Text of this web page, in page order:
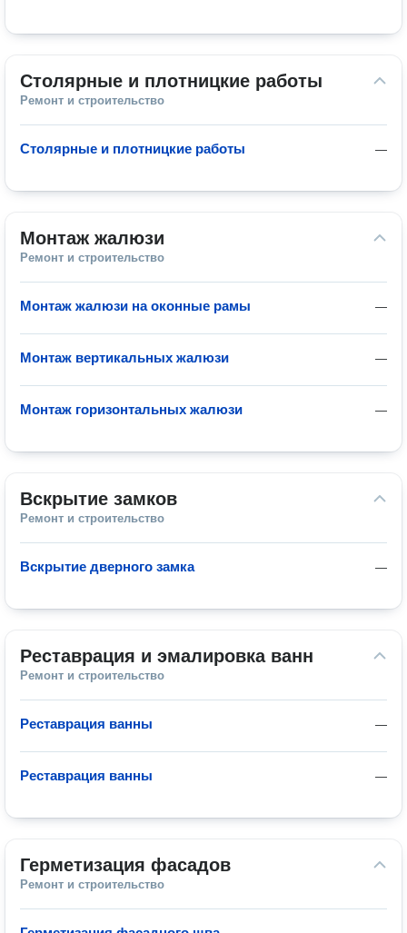
Столярные и плотницкие работы
Ремонт и строительство
—
Столярные и плотницкие работы
Монтаж жалюзи
Ремонт и строительство
—
Монтаж жалюзи на оконные рамы
—
Монтаж вертикальных жалюзи
—
Монтаж горизонтальных жалюзи
Вскрытие замков
Ремонт и строительство
—
Вскрытие дверного замка
Реставрация и эмалировка ванн
Ремонт и строительство
—
Реставрация ванны
—
Реставрация ванны
Герметизация фасадов
Ремонт и строительство